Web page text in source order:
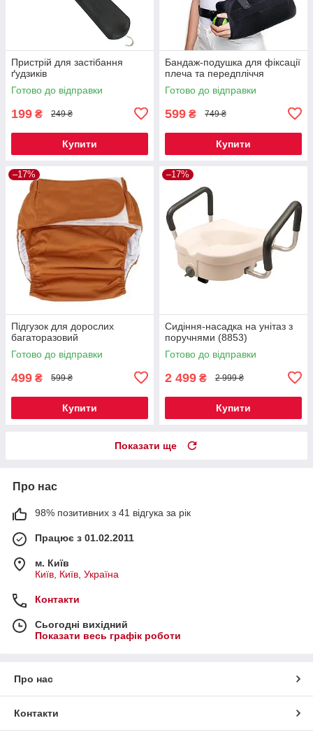
Пристрій для застібання
ґудзиків
Готово до відправки
199 ₴ 249 ₴
Купити
Бандаж-подушка для фіксації
плеча та передпліччя
Готово до відправки
599 ₴ 749 ₴
Купити
–17%
Підгузок для дорослих
багаторазовий
Готово до відправки
499 ₴ 599 ₴
Купити
–17%
Сидіння-насадка на унітаз з
поручнями (8853)
Готово до відправки
2 499 ₴ 2 999 ₴
Купити
Показати ще
Про нас
98% позитивних з 41 відгука за рік
Працює з 01.02.2011
м. Київ
Київ, Київ, Україна
Контакти
Сьогодні вихідний
Показати весь графік роботи
Про нас
Контакти